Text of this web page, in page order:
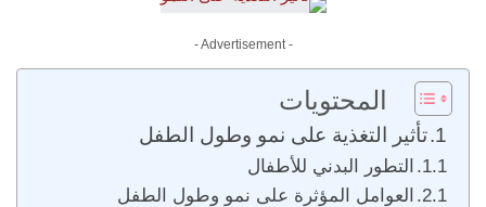
- Advertisement -
المحتويات
تأثير التغذية على نمو وطول الطفل
التطور البدني للأطفال
العوامل المؤثرة على نمو وطول الطفل